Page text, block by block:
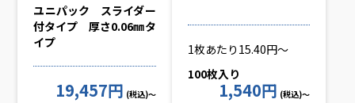
ユニパック スライダー
付タイプ 厚さ0.06㎜タ
イプ
19,457円 (税込)～
1枚あたり15.40円～
100枚入り
1,540円 (税込)～